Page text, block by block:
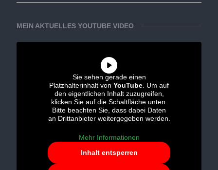
MEIN AKTUELLES YOUTUBE VIDEO
Sie sehen gerade einen
Platzhalterinhalt von YouTube . Um auf
den eigentlichen Inhalt zuzugreifen,
klicken Sie auf die Schaltfläche unten.
Bitte beachten Sie, dass dabei Daten
an Drittanbieter weitergegeben werden.
Mehr Informationen
Inhalt entsperren